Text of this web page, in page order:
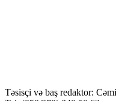
Təsisçi və baş redaktor: